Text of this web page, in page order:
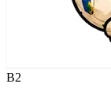
B2